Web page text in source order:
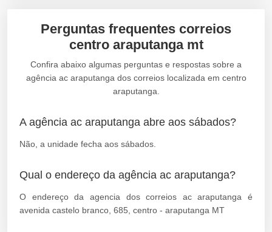
Perguntas frequentes correios
centro araputanga mt
Confira abaixo algumas perguntas e respostas sobre a
agência ac araputanga dos correios localizada em centro
araputanga.
A agência ac araputanga abre aos sábados?
Não, a unidade fecha aos sábados.
Qual o endereço da agência ac araputanga?
O endereço da agencia dos correios ac araputanga é
avenida castelo branco, 685, centro - araputanga MT